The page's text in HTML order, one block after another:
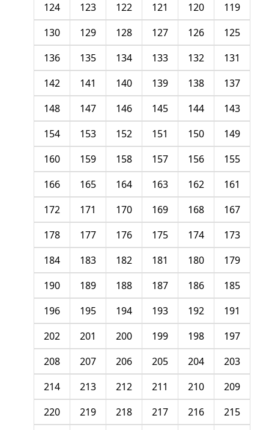
119
120
121
122
123
124
125
126
127
128
129
130
131
132
133
134
135
136
137
138
139
140
141
142
143
144
145
146
147
148
149
150
151
152
153
154
155
156
157
158
159
160
161
162
163
164
165
166
167
168
169
170
171
172
173
174
175
176
177
178
179
180
181
182
183
184
185
186
187
188
189
190
191
192
193
194
195
196
197
198
199
200
201
202
203
204
205
206
207
208
209
210
211
212
213
214
215
216
217
218
219
220